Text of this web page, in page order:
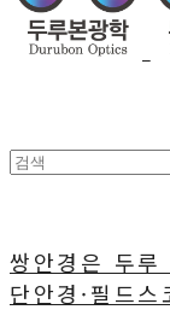
쌍안경은 두루
단안경·필드